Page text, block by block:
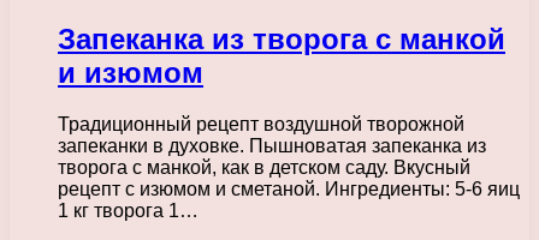
Запеканка из творога с манкой
и изюмом
Традиционный рецепт воздушной творожной
запеканки в духовке. Пышноватая запеканка из
творога с манкой, как в детском саду. Вкусный
рецепт с изюмом и сметаной. Ингредиенты: 5-6 яиц
1 кг творога 1…